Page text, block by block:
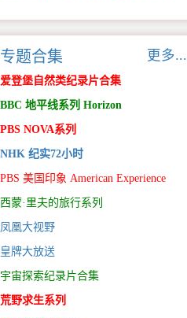
专题合集 更多...
爱登堡自然类纪录片合集
BBC 地平线系列 Horizon
PBS NOVA系列
NHK 纪实72小时
PBS 美国印象 American Experience
西蒙·里夫的旅行系列
凤凰大视野
皇牌大放送
宇宙探索纪录片合集
荒野求生系列